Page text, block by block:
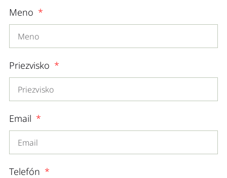
Meno
Priezvisko
Email
Telefón